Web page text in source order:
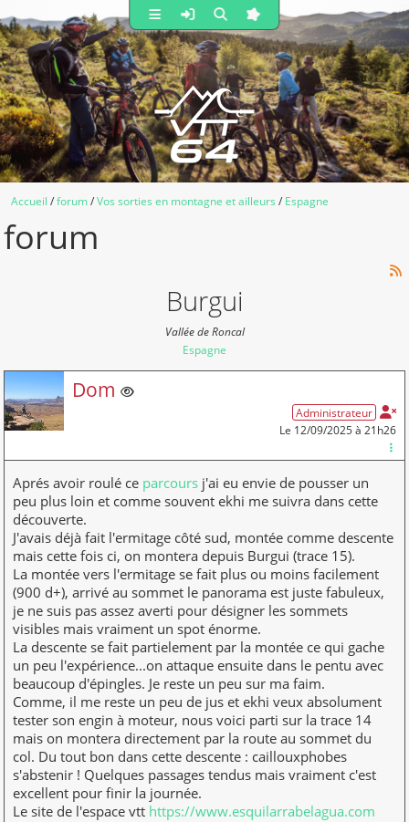
Accueil forum Vos sorties en montagne et ailleurs Espagne
forum
Burgui
Vallée de Roncal
Espagne
Dom Membre non connecté
Administrateur
Le 12/09/2025 à 21h26
Aprés avoir roulé ce parcours j'ai eu envie de pousser un
peu plus loin et comme souvent ekhi me suivra dans cette
découverte.
J'avais déjà fait l'ermitage côté sud, montée comme descente
mais cette fois ci, on montera depuis Burgui (trace 15).
La montée vers l'ermitage se fait plus ou moins facilement
(900 d+), arrivé au sommet le panorama est juste fabuleux,
je ne suis pas assez averti pour désigner les sommets
visibles mais vraiment un spot énorme.
La descente se fait partielement par la montée ce qui gache
un peu l'expérience...on attaque ensuite dans le pentu avec
beaucoup d'épingles. Je reste un peu sur ma faim.
Comme, il me reste un peu de jus et ekhi veux absolument
tester son engin à moteur, nous voici parti sur la trace 14
mais on montera directement par la route au sommet du
col. Du tout bon dans cette descente : caillouxphobes
s'abstenir ! Quelques passages tendus mais vraiment c'est
excellent pour finir la journée.
Le site de l'espace vtt https://www.esquilarrabelagua.com